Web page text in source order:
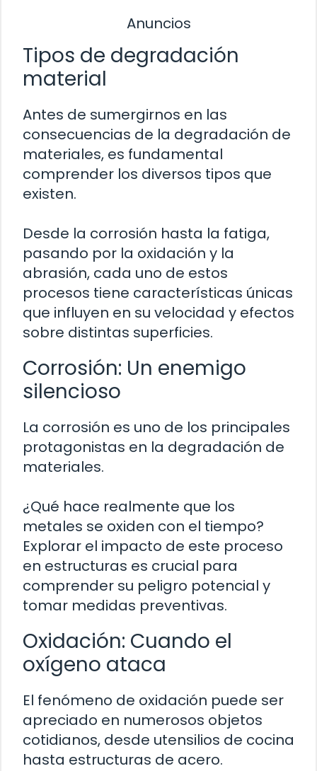
Anuncios
Tipos de degradación
material
Antes de sumergirnos en las
consecuencias de la degradación de
materiales, es fundamental
comprender los diversos tipos que
existen.
Desde la corrosión hasta la fatiga,
pasando por la oxidación y la
abrasión, cada uno de estos
procesos tiene características únicas
que influyen en su velocidad y efectos
sobre distintas superficies.
Corrosión: Un enemigo
silencioso
La corrosión es uno de los principales
protagonistas en la degradación de
materiales.
¿Qué hace realmente que los
metales se oxiden con el tiempo?
Explorar el impacto de este proceso
en estructuras es crucial para
comprender su peligro potencial y
tomar medidas preventivas.
Oxidación: Cuando el
oxígeno ataca
El fenómeno de oxidación puede ser
apreciado en numerosos objetos
cotidianos, desde utensilios de cocina
hasta estructuras de acero.